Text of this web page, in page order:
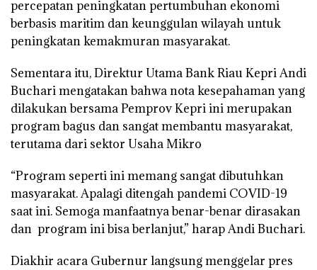
percepatan peningkatan pertumbuhan ekonomi
berbasis maritim dan keunggulan wilayah untuk
peningkatan kemakmuran masyarakat.
Sementara itu, Direktur Utama Bank Riau Kepri Andi
Buchari mengatakan bahwa nota kesepahaman yang
dilakukan bersama Pemprov Kepri ini merupakan
program bagus dan sangat membantu masyarakat,
terutama dari sektor Usaha Mikro
“Program seperti ini memang sangat dibutuhkan
masyarakat. Apalagi ditengah pandemi COVID-19
saat ini. Semoga manfaatnya benar-benar dirasakan
dan program ini bisa berlanjut,” harap Andi Buchari.
Diakhir acara Gubernur langsung menggelar pres